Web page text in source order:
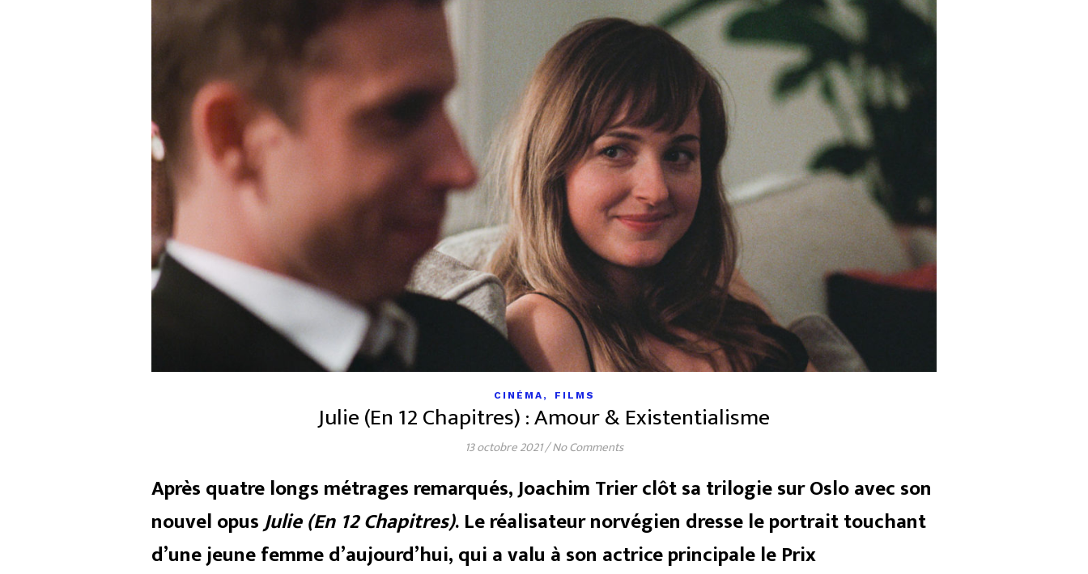
CINÉMA , FILMS
Julie (En 12 Chapitres) : Amour & Existentialisme
13 octobre 2021/No Comments
Après quatre longs métrages remarqués, Joachim Trier clôt sa trilogie sur Oslo avec son
nouvel opusJulie (En 12 Chapitres). Le réalisateur norvégien dresse le portrait touchant
d’une jeune femme d’aujourd’hui, qui a valu à son actrice principale le Prix